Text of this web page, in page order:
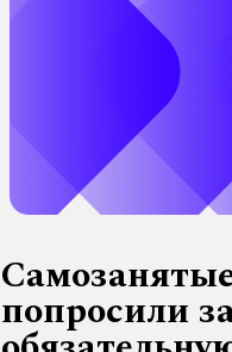
попросили